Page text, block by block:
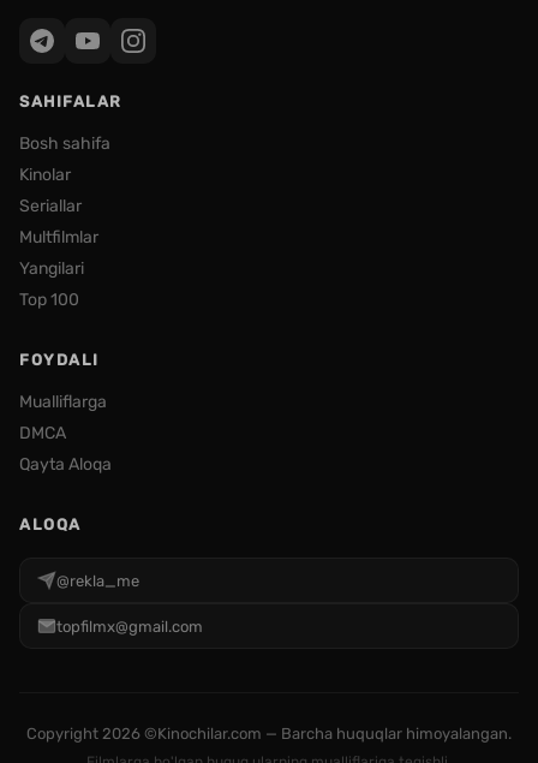
SAHIFALAR
Bosh sahifa
Kinolar
Seriallar
Multfilmlar
Yangilari
Top 100
FOYDALI
Mualliflarga
DMCA
Qayta Aloqa
ALOQA
@rekla_me
topfilmx@gmail.com
Copyright 2026 ©Kinochilar.com — Barcha huquqlar himoyalangan.